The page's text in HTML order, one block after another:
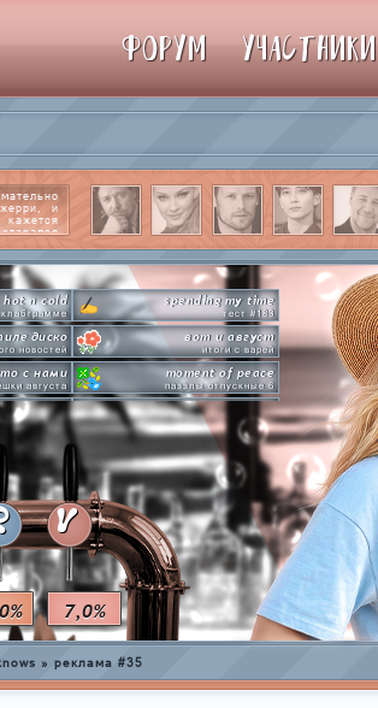
7,0%
и
кажется
hot n cold spending my time
тест #183
диско
новостей
вот и август
итоги с варей
с нами
августа
moment of peace
паззлы отпускные 6
pen! сделай это прямо сейчас
лупим пиньяту!
a star
звезды
time goes by so slowly
анаграммы на базе
emotion
эмоций #4
hot in herre
летняя стикер-пати туть
V
ФОРУМ УЧАСТНИКИ
» реклама #35